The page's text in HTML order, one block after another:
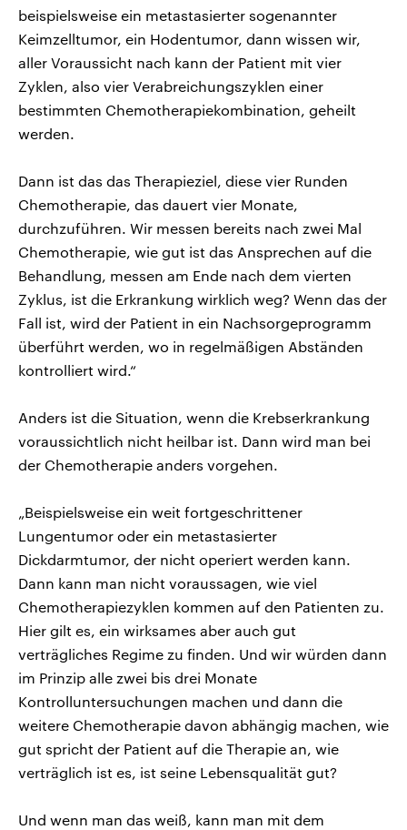
beispielsweise ein metastasierter sogenannter
Keimzelltumor, ein Hodentumor, dann wissen wir,
aller Voraussicht nach kann der Patient mit vier
Zyklen, also vier Verabreichungszyklen einer
bestimmten Chemotherapiekombination, geheilt
werden.
Dann ist das das Therapieziel, diese vier Runden
Chemotherapie, das dauert vier Monate,
durchzuführen. Wir messen bereits nach zwei Mal
Chemotherapie, wie gut ist das Ansprechen auf die
Behandlung, messen am Ende nach dem vierten
Zyklus, ist die Erkrankung wirklich weg? Wenn das der
Fall ist, wird der Patient in ein Nachsorgeprogramm
überführt werden, wo in regelmäßigen Abständen
kontrolliert wird.“
Anders ist die Situation, wenn die Krebserkrankung
voraussichtlich nicht heilbar ist. Dann wird man bei
der Chemotherapie anders vorgehen.
„Beispielsweise ein weit fortgeschrittener
Lungentumor oder ein metastasierter
Dickdarmtumor, der nicht operiert werden kann.
Dann kann man nicht voraussagen, wie viel
Chemotherapiezyklen kommen auf den Patienten zu.
Hier gilt es, ein wirksames aber auch gut
verträgliches Regime zu finden. Und wir würden dann
im Prinzip alle zwei bis drei Monate
Kontrolluntersuchungen machen und dann die
weitere Chemotherapie davon abhängig machen, wie
gut spricht der Patient auf die Therapie an, wie
verträglich ist es, ist seine Lebensqualität gut?
Und wenn man das weiß, kann man mit dem